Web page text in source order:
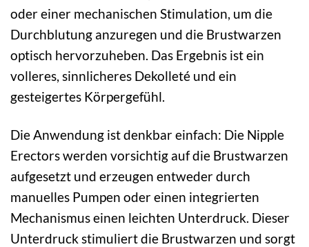
oder einer mechanischen Stimulation, um die
Durchblutung anzuregen und die Brustwarzen
optisch hervorzuheben. Das Ergebnis ist ein
volleres, sinnlicheres Dekolleté und ein
gesteigertes Körpergefühl.
Die Anwendung ist denkbar einfach: Die Nipple
Erectors werden vorsichtig auf die Brustwarzen
aufgesetzt und erzeugen entweder durch
manuelles Pumpen oder einen integrierten
Mechanismus einen leichten Unterdruck. Dieser
Unterdruck stimuliert die Brustwarzen und sorgt